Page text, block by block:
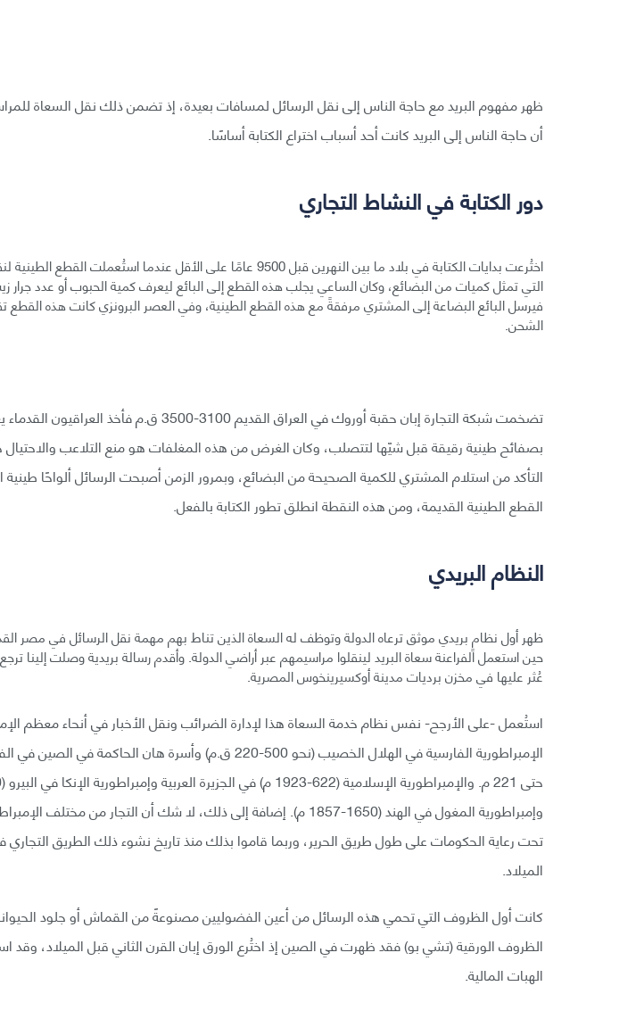
ظهر مفهوم البريد مع حاجة الناس إلى نقل الرسائل لمسافات بعيدة، إذ تضمن ذلك نقل السعاة
أن حاجة الناس إلى البريد كانت أحد أسباب اختراع الكتابة أساسًا.
دور الكتابة في النشاط التجاري
اختُرعت بدايات الكتابة في بلاد ما بين النهرين قبل 9500 عامًا على الأقل عندما
التي تمثل كميات من البضائع، وكان الساعي يجلب هذه القطع إلى البائع ليعرف كمية الحبوب أو عدد جرار
فيرسل البائع البضاعة إلى المشتري مرفقةً مع هذه القطع الطينية، وفي العصر البرونزي كانت هذه
الشحن.
تضخمت شبكة التجارة إبان حقبة أوروك في العراق القديم 3100-
بصفائح طينية رقيقة قبل شيّها لتتصلب، وكان الغرض من هذه المغلفات هو منع التلاعب والاحتيال
التأكد من استلام المشتري للكمية الصحيحة من البضائع، وبمرور الزمن أصبحت الرسائل ألواحًا
القطع الطينية القديمة، ومن هذه النقطة انطلق تطور الكتابة بالفعل.
النظام البريدي
عُثر عليها في مخزن برديات مدينة أوكسيرينخوس المصرية.
استُعمل -على الأرجح- نفس نظام خدمة السعاة هذا لإدارة الضرائب ونقل الأخبار في أنحاء معظم
وإمبراطورية المغول في الهند (1650-1857 م). إضافة إلى ذلك، لا شك أن التجار من
تحت رعاية الحكومات على طول طريق الحرير، وربما قاموا بذلك منذ تاريخ نشوء ذلك الطريق التجاري
الميلاد.
كانت أول الظروف التي تحمي هذه الرسائل من أعين الفضوليين مصنوعةً من القماش أو جلود الحيوانات
الظروف الورقية (تشي بو) فقد ظهرت في الصين إذ اختُرع الورق إبان القرن الثاني قبل الميلاد،
الهبات المالية.